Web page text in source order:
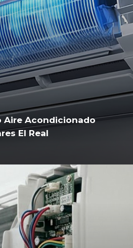
Aire Acondicionado
El Real